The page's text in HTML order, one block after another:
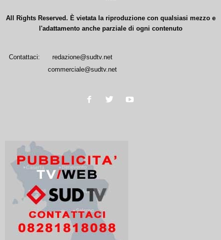
All Rights Reserved. È vietata la riproduzione con qualsiasi mezzo e
l'adattamento anche parziale di ogni contenuto
Contattaci:
redazione@sudtv.net
commerciale@sudtv.net